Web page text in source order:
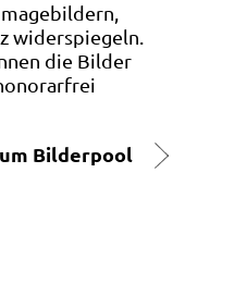
widerspiegeln.
die Bilder
Bilderpool